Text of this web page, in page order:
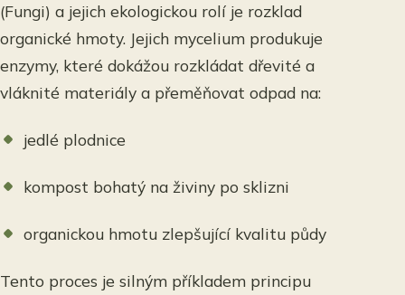
(Fungi) a jejich ekologickou rolí je rozklad
organické hmoty. Jejich mycelium produkuje
enzymy, které dokážou rozkládat dřevité a
vláknité materiály a přeměňovat odpad na:
jedlé plodnice
kompost bohatý na živiny po sklizni
organickou hmotu zlepšující kvalitu půdy
Tento proces je silným příkladem principu